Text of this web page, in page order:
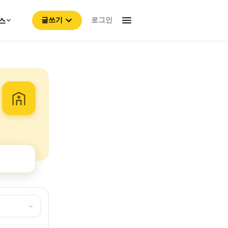
글쓰기 로그인